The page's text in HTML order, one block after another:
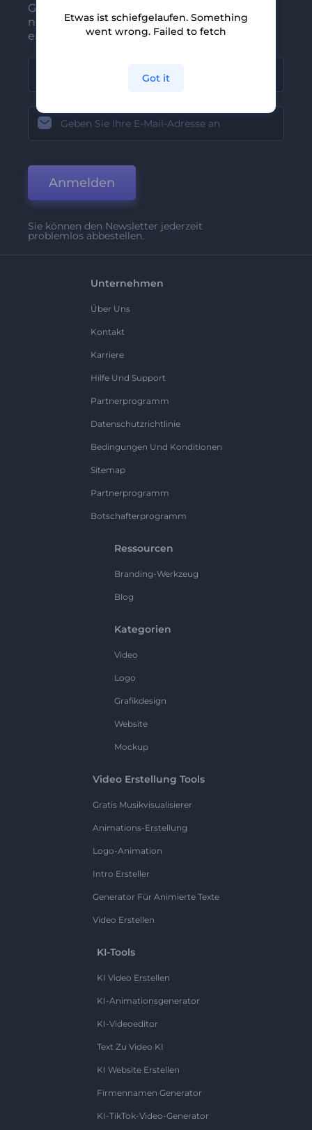
Gehören Sie zu den Ersten, die unsere
neuesten Nachrichten und Angebote
erhalten
Anmelden
Sie können den Newsletter jederzeit
problemlos abbestellen.
Unternehmen
Über Uns
Kontakt
Karriere
Hilfe Und Support
Partnerprogramm
Datenschutzrichtlinie
Bedingungen Und Konditionen
Sitemap
Partnerprogramm
Botschafterprogramm
Ressourcen
Branding-Werkzeug
Blog
Kategorien
Video
Logo
Grafikdesign
Website
Mockup
Video Erstellung Tools
Gratis Musikvisualisierer
Animations-Erstellung
Logo-Animation
Intro Ersteller
Generator Für Animierte Texte
Video Erstellen
KI-Tools
KI Video Erstellen
KI-Animationsgenerator
KI-Videoeditor
Text Zu Video KI
KI Website Erstellen
Firmennamen Generator
KI-TikTok-Video-Generator
Etwas ist schiefgelaufen. Something
went wrong. Failed to fetch
Got it